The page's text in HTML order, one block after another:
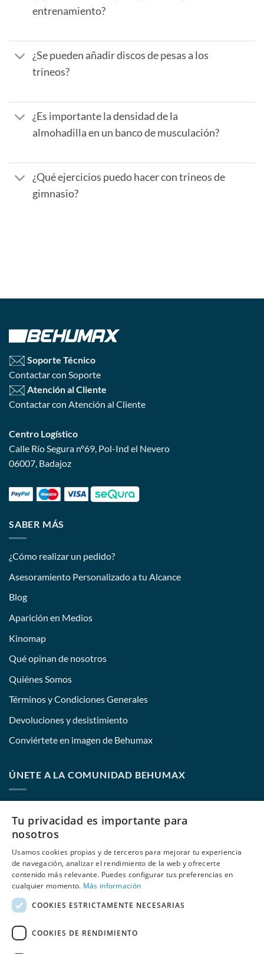
entrenamiento?
¿Se pueden añadir discos de pesas a los
trineos?
¿Es importante la densidad de la
almohadilla en un banco de musculación?
¿Qué ejercicios puedo hacer con trineos de
gimnasio?
Soporte Técnico
Contactar con Soporte
Atención al Cliente
Contactar con Atención al Cliente
Centro Logístico
Calle Río Segura nº69, Pol-Ind el Nevero
06007, Badajoz
SABER MÁS
¿Cómo realizar un pedido?
Asesoramiento Personalizado a tu Alcance
Blog
Aparición en Medios
Kinomap
Qué opinan de nosotros
Quiénes Somos
Términos y Condiciones Generales
Devoluciones y desistimiento
Conviértete en imagen de Behumax
ÚNETE A LA COMUNIDAD BEHUMAX
E-mail:
He leído y acepto las políticas de privacidadde Behumax
Tu privacidad es importante para
nosotros
Usamos cookies propias y de terceros para mejorar tu experiencia
de navegación, analizar el rendimiento de la web y ofrecerte
contenido más relevante. Puedes configurar tus preferencias en
cualquier momento. Más información
COOKIES ESTRICTAMENTE NECESARIAS
COOKIES DE RENDIMIENTO